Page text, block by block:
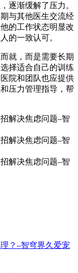
逐渐缓解了压力。
与其他医生交流经
的工作状态明显改
的一致认可。
就，而是需要长期
择适合自己的训练
院和团队也应提供
压力管理指导，帮